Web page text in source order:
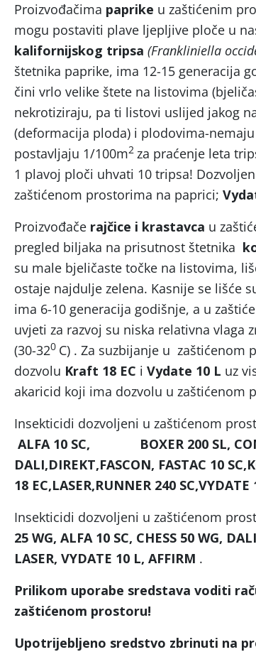
Proizvođačima paprike u zaštićenim
mogu postaviti plave ljepljive ploče u
kalifornijskog tripsa (Frankliniella
štetnika paprike, ima 12-15 generacija
čini vrlo velike štete na listovima
nekrotiziraju, pa ti listovi uslijed jakog
(deformacija ploda) i plodovima-
postavljaju 1/100m2 za praćenje leta
1 plavoj ploči uhvati 10 tripsa!
zaštićenom prostorima na paprici;
Proizvođače rajčice i krastavca u
pregled biljaka na prisutnost štetnika
su male bjeličaste točke na listovima,
ostaje najdulje zelena. Kasnije se lišće
ima 6-10 generacija godišnje, a u
uvjeti za razvoj su niska relativna vlaga
(30-320 C) . Za suzbijanje u zaštićenom
dozvolu Kraft 18 EC i Vydate 10 L uz
akaricid koji ima dozvolu u zaštićenom
Insekticidi dozvoljeni u zaštićenom
ALFA 10 SC, BOXER 200 SL,
DALI,DIREKT,FASCON, FASTAC
18 EC,LASER,RUNNER 240
Insekticidi dozvoljeni u zaštićenom
25 WG, ALFA 10 SC, CHESS 50 WG,
LASER, VYDATE 10 L, AFFIRM .
Prilikom uporabe sredstava voditi
zaštićenom prostoru!
Upotrijebljeno sredstvo zbrinuti na